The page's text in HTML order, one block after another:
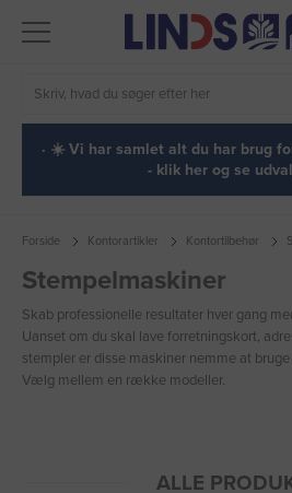
· ☀️ Vi har samlet alt du har brug
- klik her og se
Forside Kontorartikler Kontortilbehør
Stempelmaskiner
Skab professionelle resultater hver gang
Uanset om du skal lave forretningskort,
stempler er disse maskiner nemme at
Vælg mellem en række modeller.
ALLE